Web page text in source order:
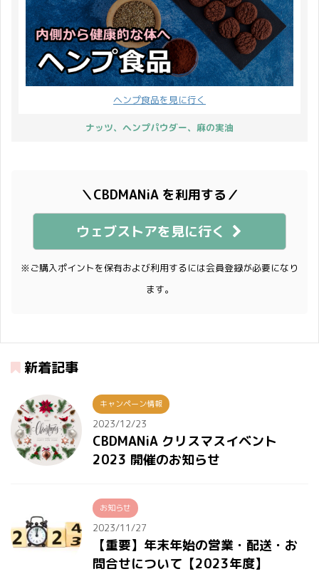
ヘンプ食品を見に行く
ナッツ、ヘンプパウダー、麻の実油
＼CBDMANiA を利用する／
ウェブストアを見に行く
※ご購入ポイントを保有および利用するには会員登録が必要になり
ます。
新着記事
キャンペーン情報
2023/12/23
CBDMANiA クリスマスイベント
2023 開催のお知らせ
お知らせ
2023/11/27
【重要】年末年始の営業・配送・お
問合せについて【2023年度】